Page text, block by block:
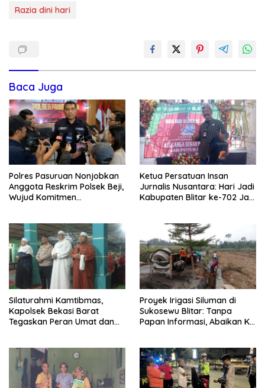
Razia dini hari
Baca Juga
Polres Pasuruan Nonjobkan
Anggota Reskrim Polsek Beji,
Wujud Komitmen
Ketua Persatuan Insan
Jurnalis Nusantara: Hari Jadi
Kabupaten Blitar ke-702 Jadi
Silaturahmi Kamtibmas,
Kapolsek Bekasi Barat
Tegaskan Peran Umat dan
Proyek Irigasi Siluman di
Sukosewu Blitar: Tanpa
Papan Informasi, Abaikan K3,